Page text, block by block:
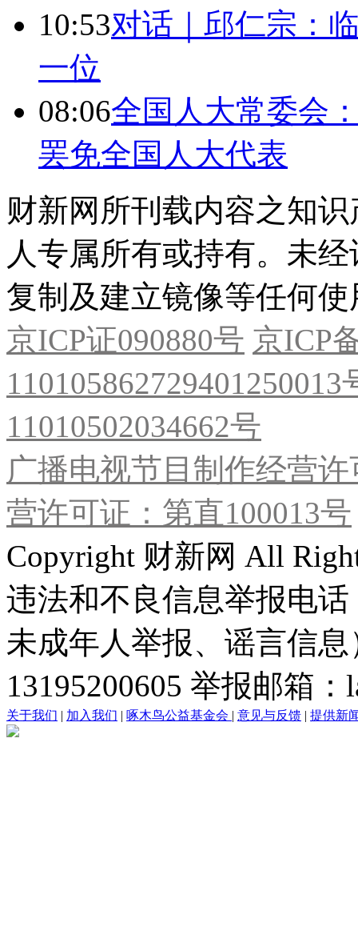
10:53对话｜邱仁宗：
一位
08:06全国人大常委会
罢免全国人大代表
财新网所刊载内容之知
人专属所有或持有。未
复制及建立镜像等任何使
京ICP证090880号 京ICP
11010502034662号
广播电视节目制作经营
营许可证：第直100013号
Copyright 财新网 All
违法和不良信息举报电
未成年人举报、谣言信
13195200605 举报邮箱
关于我们 | 加入我们 | 啄木鸟公益基金会 | 意见与反馈 | 提供新